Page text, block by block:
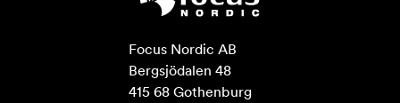
Focus Nordic AB
Bergsjödalen 48
415 68 Gothenburg